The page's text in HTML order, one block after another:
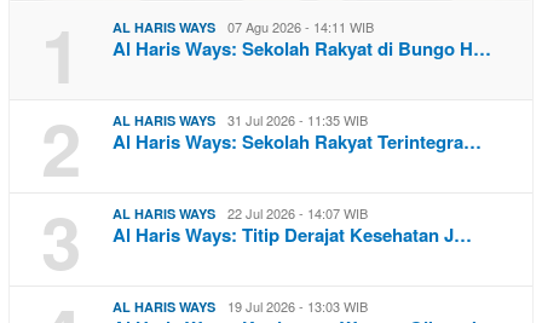
1 AL HARIS WAYS 07 Agu 2026 - 14:11 WIB
Al Haris Ways: Sekolah Rakyat di Bungo H…
2 AL HARIS WAYS 31 Jul 2026 - 11:35 WIB
Al Haris Ways: Sekolah Rakyat Terintegra…
3 AL HARIS WAYS 22 Jul 2026 - 14:07 WIB
Al Haris Ways: Titip Derajat Kesehatan J…
AL HARIS WAYS 19 Jul 2026 - 13:03 WIB